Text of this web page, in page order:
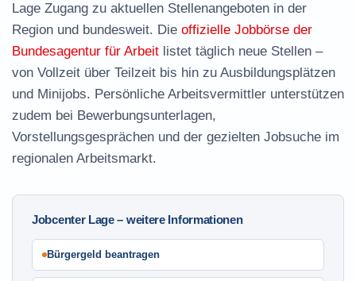
Lage Zugang zu aktuellen Stellenangeboten in der
Region und bundesweit. Die offizielle Jobbörse der
Bundesagentur für Arbeit listet täglich neue Stellen –
von Vollzeit über Teilzeit bis hin zu Ausbildungsplätzen
und Minijobs. Persönliche Arbeitsvermittler unterstützen
zudem bei Bewerbungsunterlagen,
Vorstellungsgesprächen und der gezielten Jobsuche im
regionalen Arbeitsmarkt.
Jobcenter Lage – weitere Informationen
Bürgergeld beantragen